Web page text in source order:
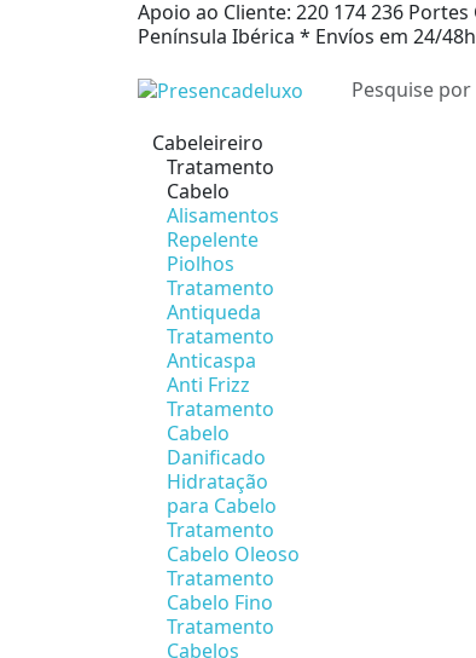
Apoio ao Cliente: 220 174 236 Portes
Península Ibérica * Envíos em 24/48h
Cabeleireiro
Tratamento
Cabelo
Alisamentos
Repelente
Piolhos
Tratamento
Antiqueda
Tratamento
Anticaspa
Anti Frizz
Tratamento
Cabelo
Danificado
Hidratação
para Cabelo
Tratamento
Cabelo Oleoso
Tratamento
Cabelo Fino
Tratamento
Cabelos